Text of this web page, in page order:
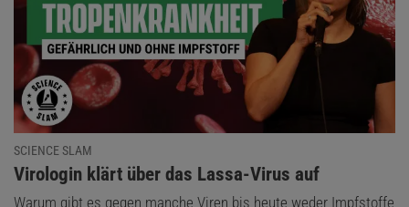
SCIENCE SLAM
:
Virologin klärt über das Lassa-Virus auf
Warum gibt es gegen manche Viren bis heute weder Impfstoffe